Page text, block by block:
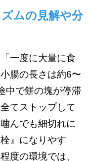
ムの見解や分
一度に大量に食
腸の長さは約6〜
中で餅の塊が停滞
てストップして
んでも細切れに
』になりやす
度の環境では、